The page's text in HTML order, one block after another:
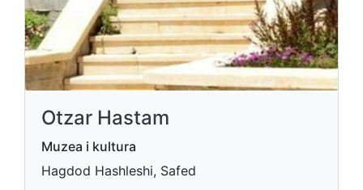
Otzar Hastam
Muzea i kultura
Hagdod Hashleshi, Safed